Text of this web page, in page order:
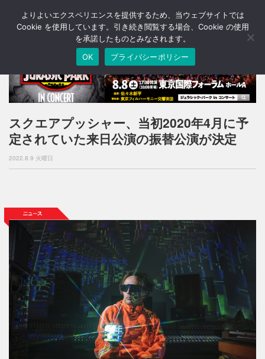
T
o
n
a
v
i
g
o
スクエアプッシャー、当初2020年4月に予
定されていた来日公演の振替公演が決定
2022.8.9 火曜日
よりよいエクスペリエンスを提供するため、当ウェブサイトでは
Cookie を使用しています。引き続き閲覧する場合、Cookie の使用
を承諾したものとみなされます。
OK
プライバシーポリシー